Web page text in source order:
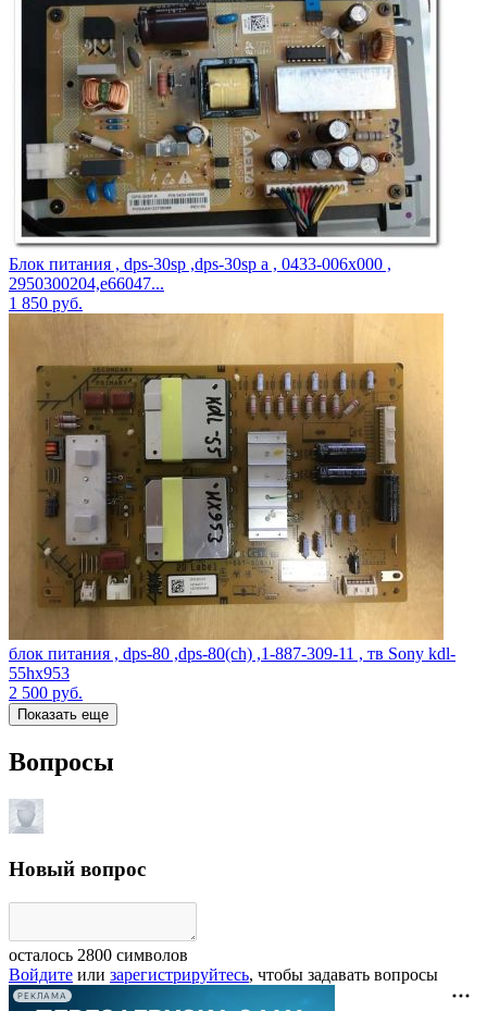
Блок питания , dps-30sp ,dps-30sp a , 0433-006x000 ,
2950300204,e66047...
1 850 руб.
блок питания , dps-80 ,dps-80(ch) ,1-887-309-11 , тв Sony kdl-
55hx953
2 500 руб.
Показать еще
Вопросы
Новый вопрос
осталось 2800 символов
Войдите или зарегистрируйтесь, чтобы задавать вопросы
РЕКЛАМА